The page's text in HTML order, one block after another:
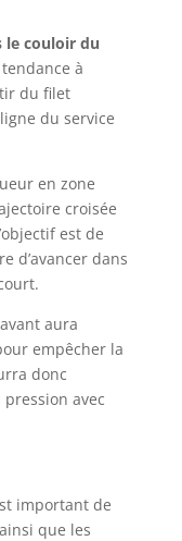
le couloir du
à
du filet
du service
en zone
croisée
est de
d’avancer dans
aura
empêcher la
donc
avec
important de
que les